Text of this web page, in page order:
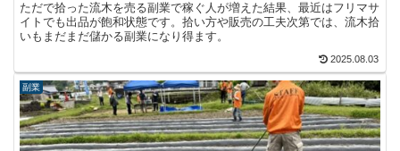
ただで拾った流木を売る副業で稼ぐ人が増えた結果、最近はフリマサ
イトでも出品が飽和状態です。拾い方や販売の工夫次第では、流木拾
いもまだまだ儲かる副業になり得ます。
2025.08.03
副業